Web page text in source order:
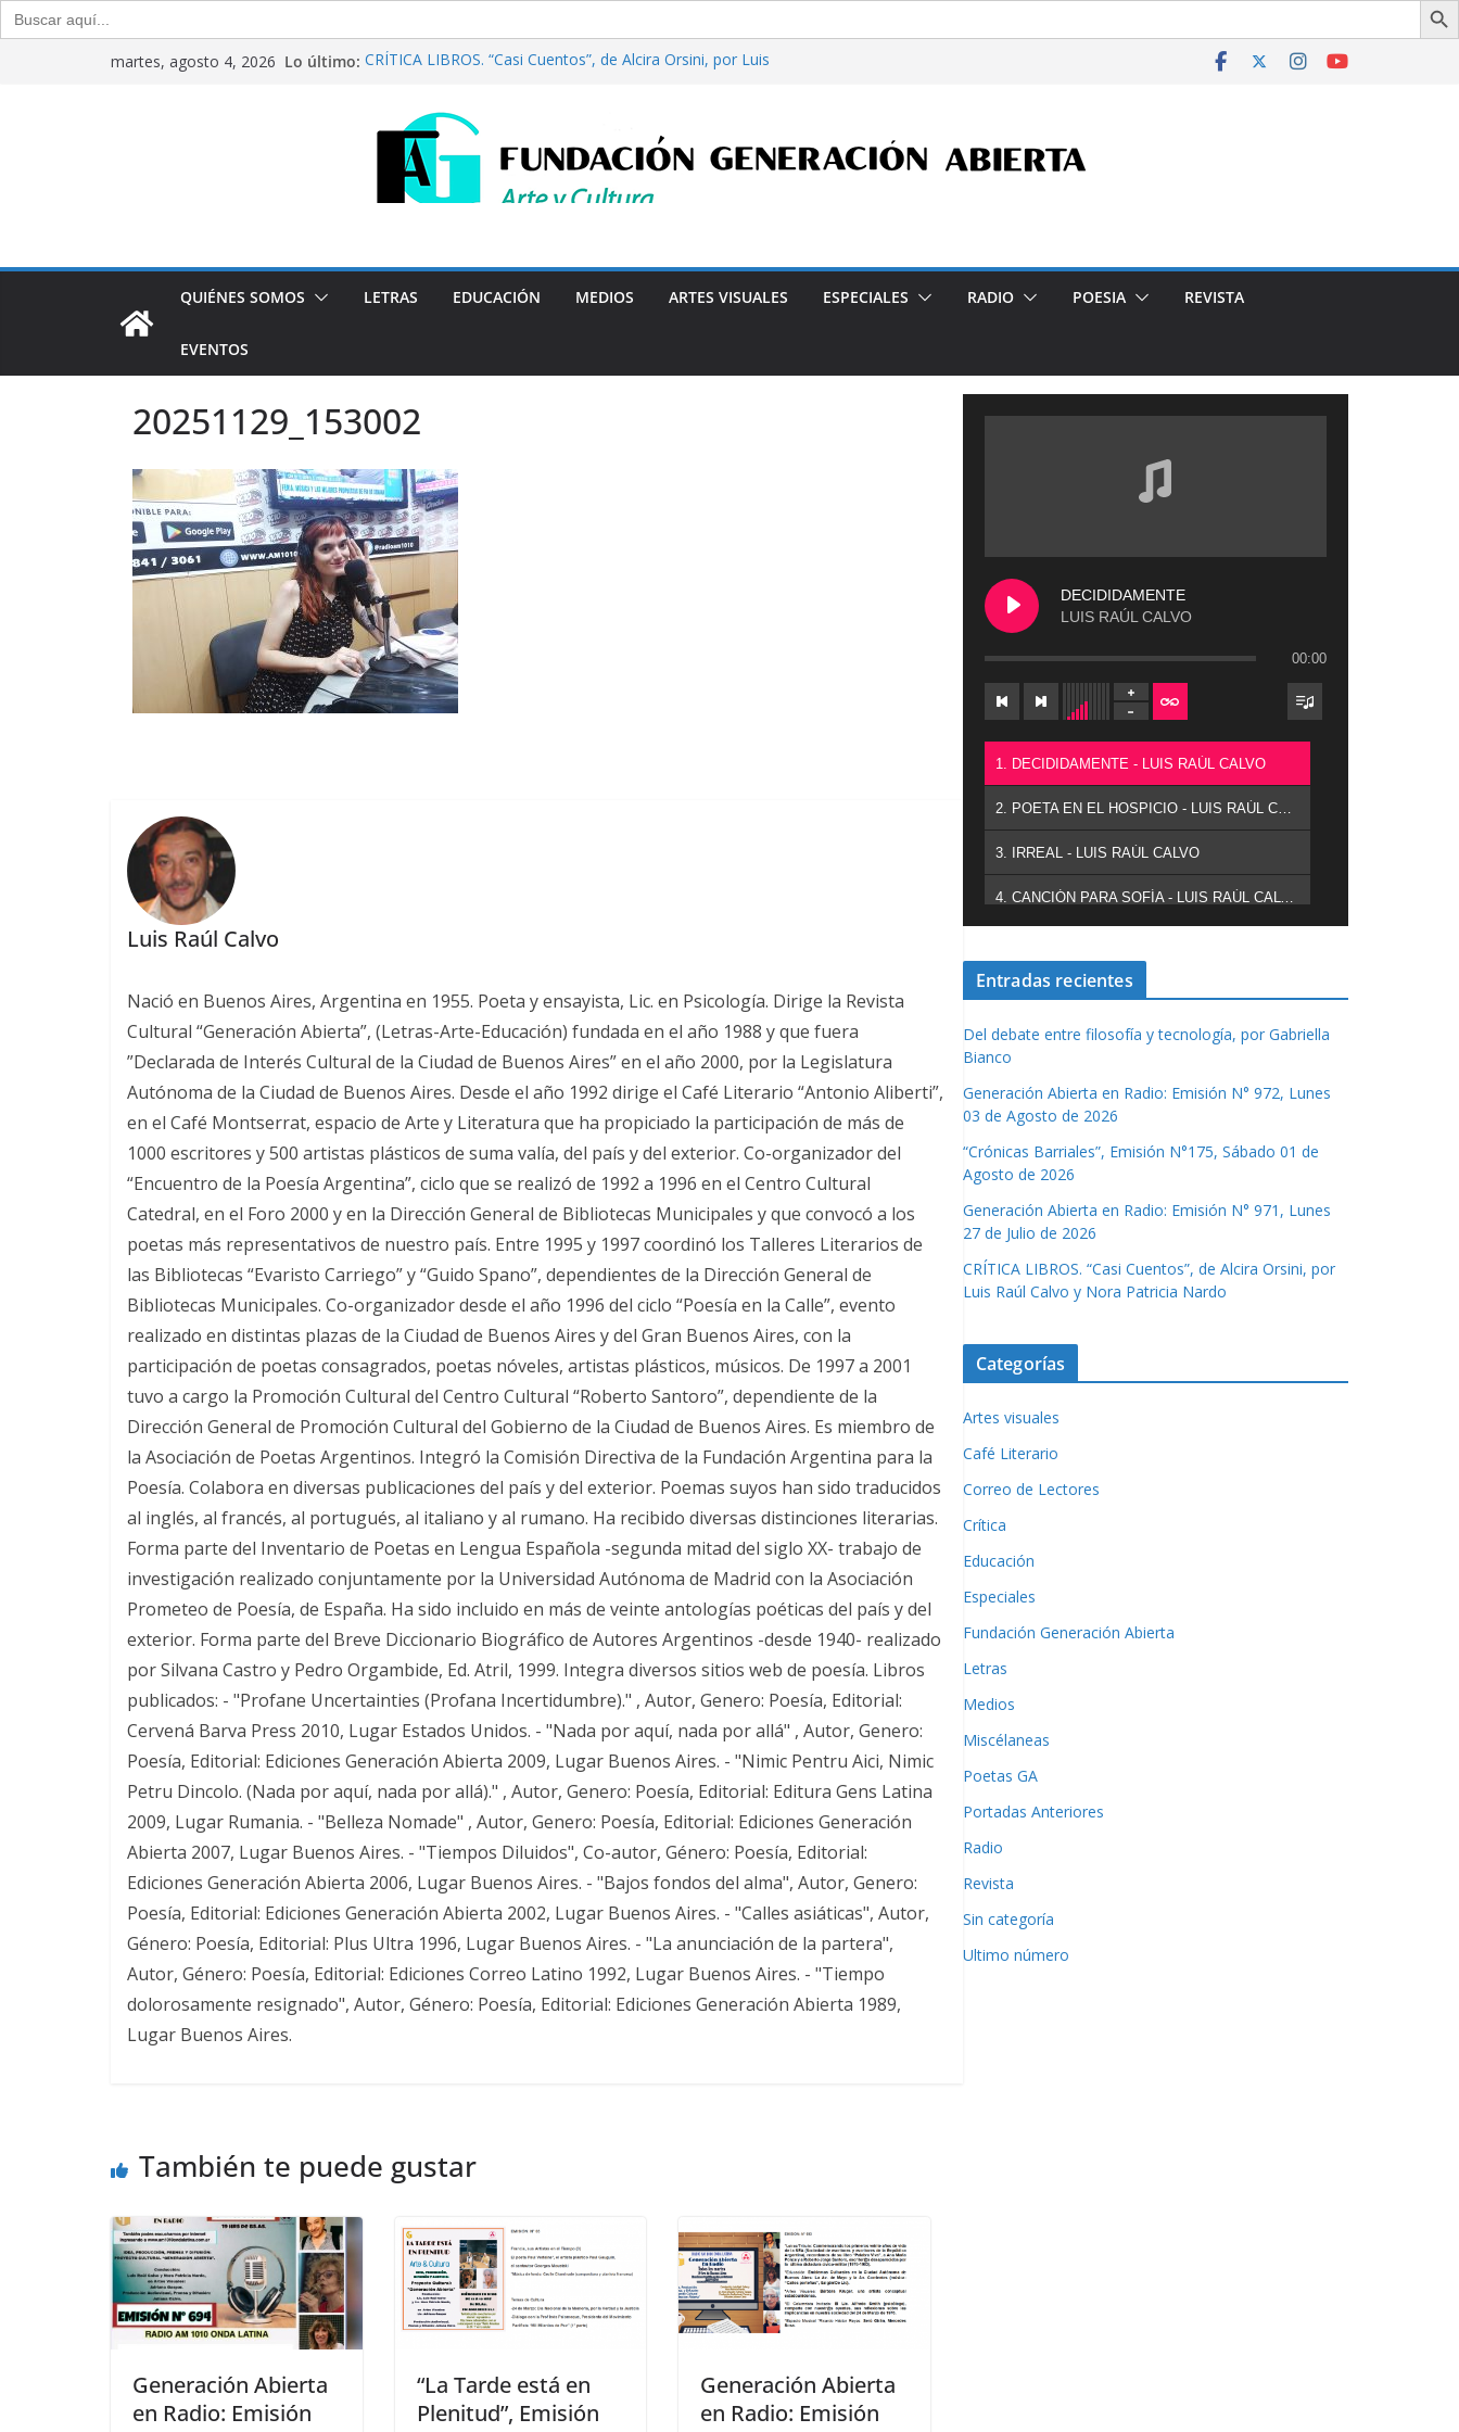
Buscar:
martes, agosto 4, 2026 Lo último: CRÍTICA LIBROS. “Casi Cuentos”, de Alcira Orsini, por Luis
Generación Abierta en Radio: Emisión N° 972, Lunes 03 de
Agosto de 2026
“Crónicas Barriales”, Emisión N°175, Sábado 01 de Agosto de
QUIÉNES SOMOS LETRAS EDUCACIÓN MEDIOS ARTES VISUALES ESPECIALES RADIO POESIA REVISTA
EVENTOS
20251129_153002
Luis Raúl Calvo
Nació en Buenos Aires, Argentina en 1955. Poeta y ensayista, Lic. en Psicología. Dirige la Revista
Cultural “Generación Abierta”, (Letras-Arte-Educación) fundada en el año 1988 y que fuera
”Declarada de Interés Cultural de la Ciudad de Buenos Aires” en el año 2000, por la Legislatura
Autónoma de la Ciudad de Buenos Aires. Desde el año 1992 dirige el Café Literario “Antonio Aliberti”,
en el Café Montserrat, espacio de Arte y Literatura que ha propiciado la participación de más de
1000 escritores y 500 artistas plásticos de suma valía, del país y del exterior. Co-organizador del
“Encuentro de la Poesía Argentina”, ciclo que se realizó de 1992 a 1996 en el Centro Cultural
Catedral, en el Foro 2000 y en la Dirección General de Bibliotecas Municipales y que convocó a los
poetas más representativos de nuestro país. Entre 1995 y 1997 coordinó los Talleres Literarios de
las Bibliotecas “Evaristo Carriego” y “Guido Spano”, dependientes de la Dirección General de
Bibliotecas Municipales. Co-organizador desde el año 1996 del ciclo “Poesía en la Calle”, evento
realizado en distintas plazas de la Ciudad de Buenos Aires y del Gran Buenos Aires, con la
participación de poetas consagrados, poetas nóveles, artistas plásticos, músicos. De 1997 a 2001
tuvo a cargo la Promoción Cultural del Centro Cultural “Roberto Santoro”, dependiente de la
Dirección General de Promoción Cultural del Gobierno de la Ciudad de Buenos Aires. Es miembro de
la Asociación de Poetas Argentinos. Integró la Comisión Directiva de la Fundación Argentina para la
Poesía. Colabora en diversas publicaciones del país y del exterior. Poemas suyos han sido traducidos
al inglés, al francés, al portugués, al italiano y al rumano. Ha recibido diversas distinciones literarias.
Forma parte del Inventario de Poetas en Lengua Española -segunda mitad del siglo XX- trabajo de
investigación realizado conjuntamente por la Universidad Autónoma de Madrid con la Asociación
Prometeo de Poesía, de España. Ha sido incluido en más de veinte antologías poéticas del país y del
exterior. Forma parte del Breve Diccionario Biográfico de Autores Argentinos -desde 1940- realizado
por Silvana Castro y Pedro Orgambide, Ed. Atril, 1999. Integra diversos sitios web de poesía. Libros
publicados: - "Profane Uncertainties (Profana Incertidumbre)." , Autor, Genero: Poesía, Editorial:
Cervená Barva Press 2010, Lugar Estados Unidos. - "Nada por aquí, nada por allá" , Autor, Genero:
Poesía, Editorial: Ediciones Generación Abierta 2009, Lugar Buenos Aires. - "Nimic Pentru Aici, Nimic
Petru Dincolo. (Nada por aquí, nada por allá)." , Autor, Genero: Poesía, Editorial: Editura Gens Latina
2009, Lugar Rumania. - "Belleza Nomade" , Autor, Genero: Poesía, Editorial: Ediciones Generación
Abierta 2007, Lugar Buenos Aires. - "Tiempos Diluidos", Co-autor, Género: Poesía, Editorial:
Ediciones Generación Abierta 2006, Lugar Buenos Aires. - "Bajos fondos del alma", Autor, Genero:
Poesía, Editorial: Ediciones Generación Abierta 2002, Lugar Buenos Aires. - "Calles asiáticas", Autor,
Género: Poesía, Editorial: Plus Ultra 1996, Lugar Buenos Aires. - "La anunciación de la partera",
Autor, Género: Poesía, Editorial: Ediciones Correo Latino 1992, Lugar Buenos Aires. - "Tiempo
dolorosamente resignado", Autor, Género: Poesía, Editorial: Ediciones Generación Abierta 1989,
Lugar Buenos Aires.
También te puede gustar
Generación Abierta
en Radio: Emisión
“La Tarde está en
Plenitud”, Emisión
Generación Abierta
en Radio: Emisión
DECIDIDAMENTE
LUIS RAÚL CALVO
00:00
1. DECIDIDAMENTE - LUIS RAÚL CALVO
2. POETA EN EL HOSPICIO - LUIS RAÚL CALVO
3. IRREAL - LUIS RAÚL CALVO
Entradas recientes
Del debate entre filosofía y tecnología, por Gabriella
Bianco
Generación Abierta en Radio: Emisión N° 972, Lunes
03 de Agosto de 2026
“Crónicas Barriales”, Emisión N°175, Sábado 01 de
Agosto de 2026
Generación Abierta en Radio: Emisión N° 971, Lunes
27 de Julio de 2026
CRÍTICA LIBROS. “Casi Cuentos”, de Alcira Orsini, por
Luis Raúl Calvo y Nora Patricia Nardo
Categorías
Artes visuales
Café Literario
Correo de Lectores
Crítica
Educación
Especiales
Fundación Generación Abierta
Letras
Medios
Miscélaneas
Poetas GA
Portadas Anteriores
Radio
Revista
Sin categoría
Ultimo número